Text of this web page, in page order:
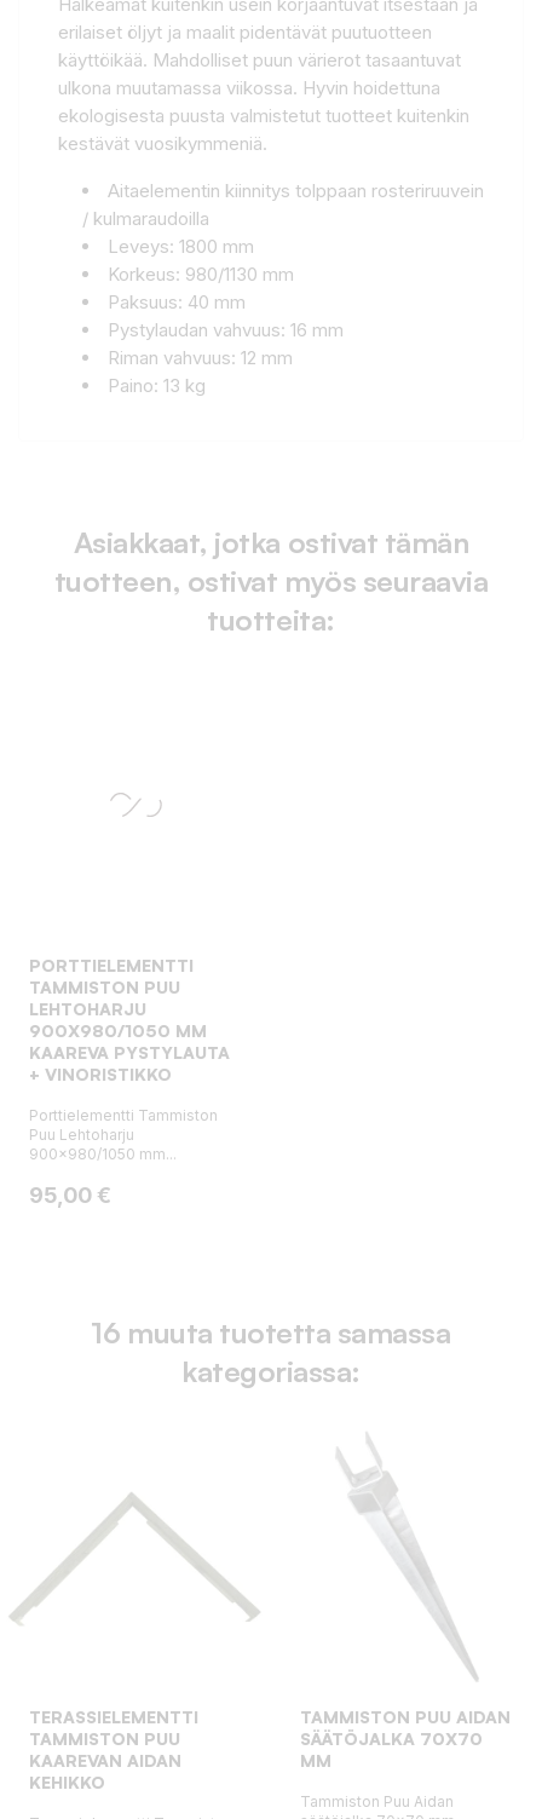
erilaiset öljyt ja maalit pidentävät puutuotteen
käyttöikää. Mahdolliset puun värierot tasaantuvat
ulkona muutamassa viikossa. Hyvin hoidettuna
ekologisesta puusta valmistetut tuotteet kuitenkin
kestävät vuosikymmeniä.
Aitaelementin kiinnitys tolppaan rosteriruuvein
/ kulmaraudoilla
Leveys: 1800 mm
Korkeus: 980/1130 mm
Paksuus: 40 mm
Pystylaudan vahvuus: 16 mm
Riman vahvuus: 12 mm
Paino: 13 kg
Asiakkaat, jotka ostivat tämän
tuotteen, ostivat myös seuraavia
tuotteita:
PORTTIELEMENTTI
TAMMISTON PUU
LEHTOHARJU
900X980/1050 MM
KAAREVA PYSTYLAUTA
+ VINORISTIKKO
Porttielementti Tammiston
Puu Lehtoharju
900x980/1050 mm...
Hinta
95,00 €
16 muuta tuotetta samassa
kategoriassa:
TERASSIELEMENTTI
TAMMISTON PUU
KAAREVAN AIDAN
KEHIKKO
TAMMISTON PUU AIDAN
SÄÄTÖJALKA 70X70
MM
Tammiston Puu Aidan